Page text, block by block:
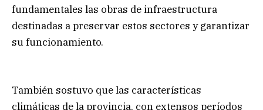
fundamentales las obras de infraestructura
destinadas a preservar estos sectores y garantizar
su funcionamiento.
También sostuvo que las características
climáticas de la provincia, con extensos períodos